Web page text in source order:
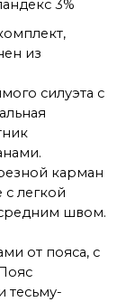
3%
из
силуэта с
карман
легкой
швом.
от пояса, с
тесьму-